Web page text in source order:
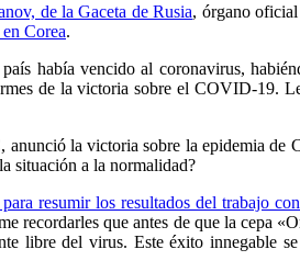
dela Gaceta de Rusia, órgano
Corea.
había vencido al coronavirus,
de la victoria sobre el COVID-19.
la victoria sobre la epidemia de
situación a la normalidad?
resumir los resultados del trabajo
recordarles que antes de que la cepa
libre del virus. Este éxito innegable